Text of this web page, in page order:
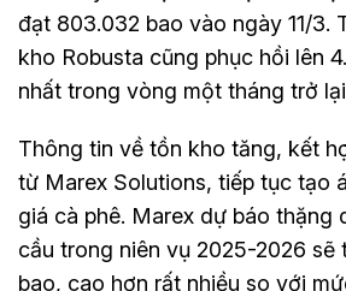
đạt 803.032 bao vào ngày 11/3.
kho Robusta cũng phục hồi lên
nhất trong vòng một tháng trở
Thông tin về tồn kho tăng, kết
từ Marex Solutions, tiếp tục tạo
giá cà phê. Marex dự báo thặng
cầu trong niên vụ 2025-2026 sẽ
bao, cao hơn rất nhiều so với